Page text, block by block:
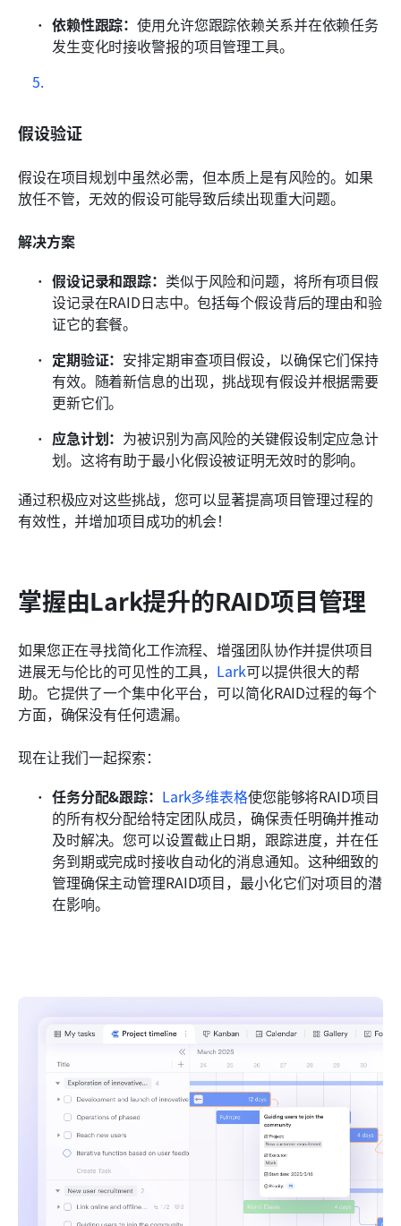
依赖性跟踪：使用允许您跟踪依赖关系并在依赖任务
发生变化时接收警报的项目管理工具。
假设验证
假设在项目规划中虽然必需，但本质上是有风险的。如果
放任不管，无效的假设可能导致后续出现重大问题。
解决方案
假设记录和跟踪： 类似于风险和问题，将所有项目假
设记录在RAID日志中。包括每个假设背后的理由和验
证它的套餐。
定期验证： 安排定期审查项目假设，以确保它们保持
有效。随着新信息的出现，挑战现有假设并根据需要
更新它们。
应急计划： 为被识别为高风险的关键假设制定应急计
划。这将有助于最小化假设被证明无效时的影响。
通过积极应对这些挑战，您可以显著提高项目管理过程的
有效性，并增加项目成功的机会！
掌握由Lark提升的RAID项目管理
如果您正在寻找简化工作流程、增强团队协作并提供项目
进展无与伦比的可见性的工具， Lark可以提供很大的帮
助。它提供了一个集中化平台，可以简化RAID过程的每个
方面，确保没有任何遗漏。
现在让我们一起探索：
任务分配&跟踪： Lark多维表格使您能够将RAID项目
的所有权分配给特定团队成员，确保责任明确并推动
及时解决。您可以设置截止日期，跟踪进度，并在任
务到期或完成时接收自动化的消息通知。这种细致的
管理确保主动管理RAID项目，最小化它们对项目的潜
在影响。